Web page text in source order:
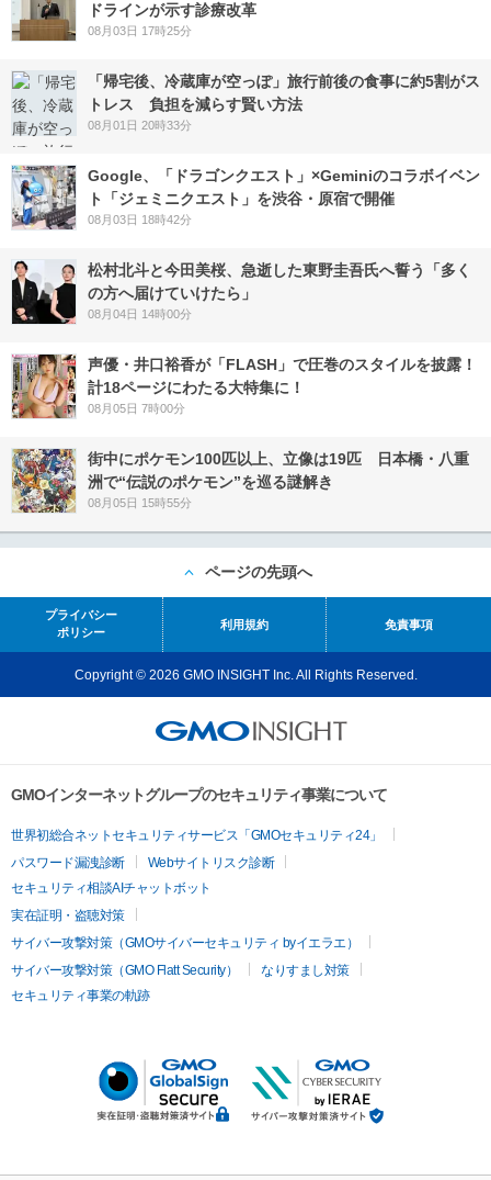
ドラインが示す診療改革
08月03日 17時25分
「帰宅後、冷蔵庫が空っぽ」旅行前後の食事に約5割がス
トレス 負担を減らす賢い方法
08月01日 20時33分
Google、「ドラゴンクエスト」×Geminiのコラボイベン
ト「ジェミニクエスト」を渋谷・原宿で開催
08月03日 18時42分
松村北斗と今田美桜、急逝した東野圭吾氏へ誓う「多く
の方へ届けていけたら」
08月04日 14時00分
声優・井口裕香が「FLASH」で圧巻のスタイルを披露！
計18ページにわたる大特集に！
08月05日 7時00分
街中にポケモン100匹以上、立像は19匹 日本橋・八重
洲で“伝説のポケモン”を巡る謎解き
08月05日 15時55分
ページの先頭へ
プライバシー
ポリシー
利用規約 免責事項
Copyright © 2026 GMO INSIGHT Inc. All Rights Reserved.
GMOインターネットグループのセキュリティ事業について
世界初総合ネットセキュリティサービス「GMOセキュリティ24」
パスワード漏洩診断
Webサイトリスク診断
セキュリティ相談AIチャットボット
実在証明・盗聴対策
サイバー攻撃対策（GMOサイバーセキュリティ byイエラエ）
サイバー攻撃対策（GMO Flatt Security）
なりすまし対策
セキュリティ事業の軌跡